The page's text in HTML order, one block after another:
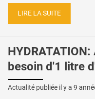
LIRE LA SUITE
besoin d'1 litre
Actualité publiée il y a 9